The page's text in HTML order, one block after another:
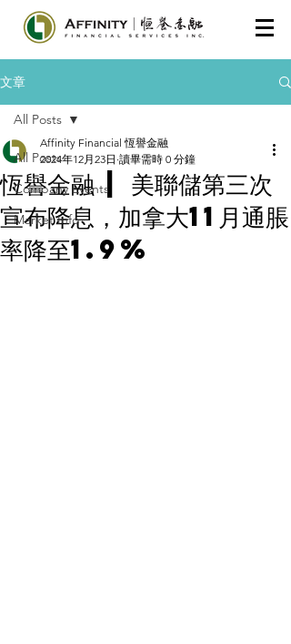
文章
All Posts
Company Events
Market Info
All Posts
恆譽金融 | 美聯儲第三次
宣布降息，加拿大11月通脹
率降至1.9%
Affinity Financial 恆譽金融
2024年12月23日 讀畢需時 0 分鐘